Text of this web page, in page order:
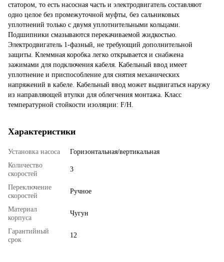
статором, то есть насосная часть и электродвигатель составляют
одно целое без промежуточной муфты, без сальниковых
уплотнений только с двумя уплотнительными кольцами.
Подшипники смазываются перекачиваемой жидкостью.
Электродвигатель 1-фазный, не требующий дополнительной
защиты. Клеммная коробка легко открывается и снабжена
зажимами для подключения кабеля. Кабельный ввод имеет
уплотнение и приспособление для снятия механических
напряжений в кабеле. Кабельный ввод может выдвигаться наружу
из направляющей втулки для облегчения монтажа. Класс
температурной стойкости изоляции: F/H.
Характеристики
Установка насоса
Горизонтальная/вертикальная
Количество
скоростей
3
Переключение
скоростей
Ручное
Материал
корпуса
Чугун
Гарантийный
срок
12